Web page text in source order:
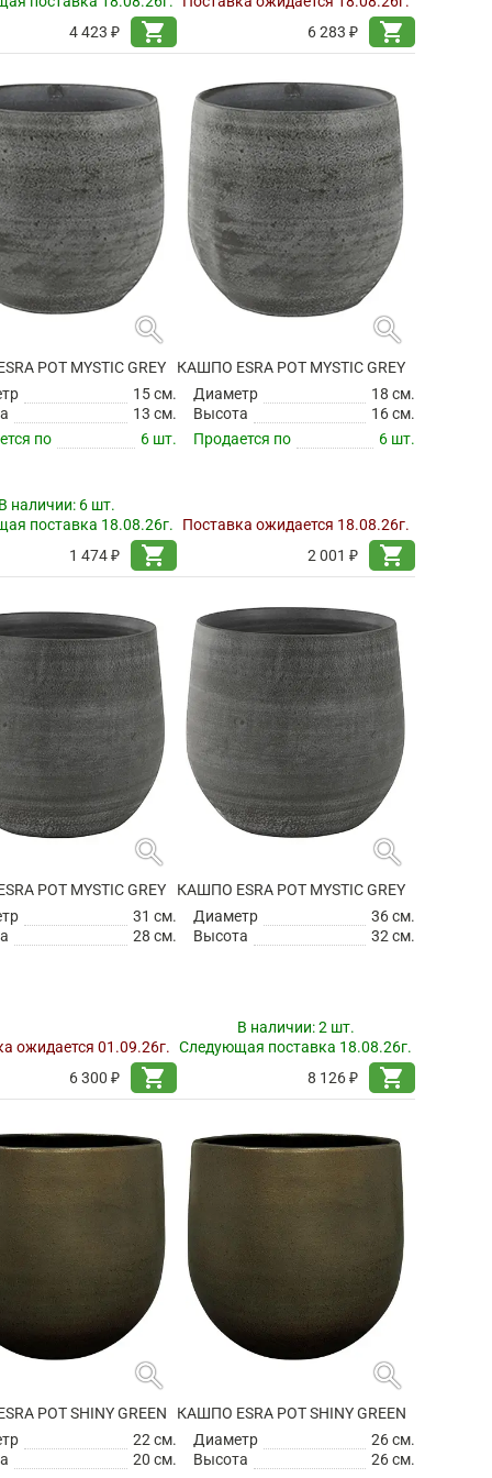
4 423 ₽
shopping_cart
6 283 ₽
shopping_cart
search
POT MYSTIC GREY
15 см.
13 см.
по
6 шт.
наличии: 6 шт.
поставка 18.08.26г.
1 474 ₽
shopping_cart
search
КАШПО ESRA POT MYSTIC GREY
Диаметр
18 см.
Высота
16 см.
Продается по
6 шт.
Поставка ожидается 18.08.26г.
2 001 ₽
shopping_cart
search
POT MYSTIC GREY
31 см.
28 см.
ожидается 01.09.26г.
6 300 ₽
shopping_cart
search
КАШПО ESRA POT MYSTIC GREY
Диаметр
36 см.
Высота
32 см.
В наличии:2 шт.
Следующая поставка 18.08.26г.
8 126 ₽
shopping_cart
search
POT SHINY GREEN
22 см.
20 см.
search
КАШПО ESRA POT SHINY GREEN
Диаметр
26 см.
Высота
26 см.